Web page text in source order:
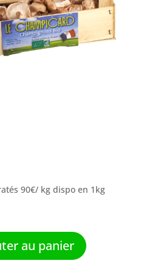
90€/ kg dispo en 1kg
au panier